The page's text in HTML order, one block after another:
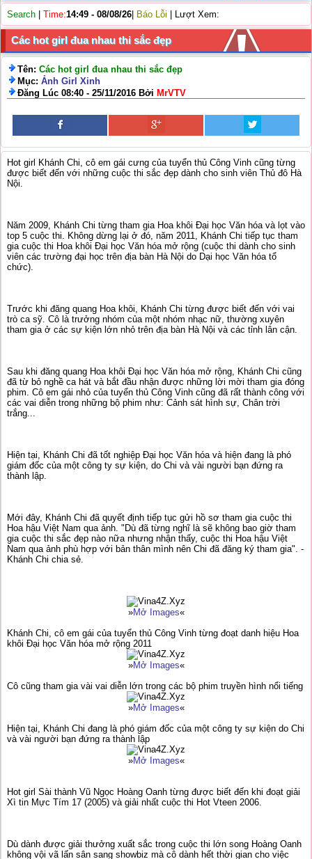
Search Time:14:49 - 08/08/26 Báo Lỗi | Lượt Xem:
Các hot girl đua nhau thi sắc đẹp
Tên: Các hot girl đua nhau thi sắc đẹp
Mục: Ảnh Girl Xinh
Đăng Lúc 08:40 - 25/11/2016 Bởi MrVTV
Hot girl Khánh Chi, cô em gái cưng của tuyển thủ Công Vinh cũng từng
được biết đến với những cuộc thi sắc đẹp dành cho sinh viên Thủ đô Hà
Nội.
Năm 2009, Khánh Chi từng tham gia Hoa khôi Đại học Văn hóa và lọt vào
top 5 cuộc thi. Không dừng lại ở đó, năm 2011, Khánh Chi tiếp tục tham
gia cuộc thi Hoa khôi Đại học Văn hóa mở rộng (cuộc thi dành cho sinh
viên các trường đại học trên địa bàn Hà Nội do Dại học Văn hóa tổ
chức).
Trước khi đăng quang Hoa khôi, Khánh Chi từng được biết đến với vai
trò ca sỹ. Cô là trưởng nhóm của một nhóm nhạc nữ, thường xuyên
tham gia ở các sự kiện lớn nhỏ trên địa bàn Hà Nội và các tỉnh lân cận.
Sau khi đăng quang Hoa khôi Đại học Văn hóa mở rộng, Khánh Chi cũng
đã từ bỏ nghề ca hát và bắt đầu nhận được những lời mời tham gia đóng
phim. Cô em gái nhỏ của tuyển thủ Công Vinh cũng đã rất thành công với
các vai diễn trong những bộ phim như: Cảnh sát hình sự, Chân trời
trắng...
Hiện tại, Khánh Chi đã tốt nghiệp Đại học Văn hóa và hiện đang là phó
giám đốc của một công ty sự kiện, do Chi và vài người bạn đứng ra
thành lập.
Mới đây, Khánh Chi đã quyết định tiếp tục gửi hồ sơ tham gia cuộc thi
Hoa hậu Việt Nam qua ảnh. "Dù đã từng nghĩ là sẽ không bao giờ tham
gia cuộc thi sắc đẹp nào nữa nhưng nhận thấy, cuộc thi Hoa hậu Việt
Nam qua ảnh phù hợp với bản thân mình nên Chi đã đăng ký tham gia". -
Khánh Chi chia sẻ.
»Mở Images«
Khánh Chi, cô em gái của tuyển thủ Công Vinh từng đoạt danh hiệu Hoa
khôi Đại học Văn hóa mở rộng 2011
»Mở Images«
Cô cũng tham gia vài vai diễn lớn trong các bộ phim truyền hình nổi tiếng
»Mở Images«
Hiện tại, Khánh Chi đang là phó giám đốc của một công ty sự kiện do Chi
và vài người bạn đứng ra thành lập
»Mở Images«
Hot girl Sài thành Vũ Ngọc Hoàng Oanh từng được biết đến khi đoạt giải
Xì tin Mực Tím 17 (2005) và giải nhất cuộc thi Hot Vteen 2006.
Dù dành được giải thưởng xuất sắc trong cuộc thi lớn song Hoàng Oanh
không vội vã lấn sân sang showbiz mà cô dành hết thời gian cho việc